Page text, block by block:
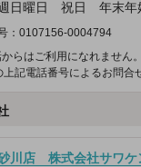
日曜日 祝日 年末年
：0107156-0004794
らはご利用になれません。
記電話番号によるお問合
川店 株式会社サワ